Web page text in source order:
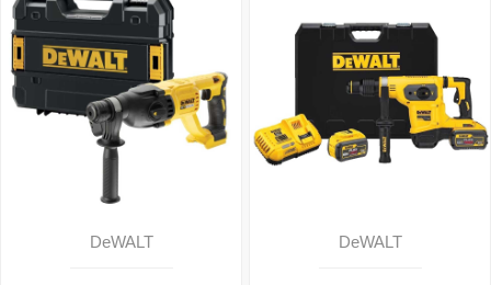
DeWALT DeWALT